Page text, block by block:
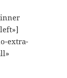
extra-